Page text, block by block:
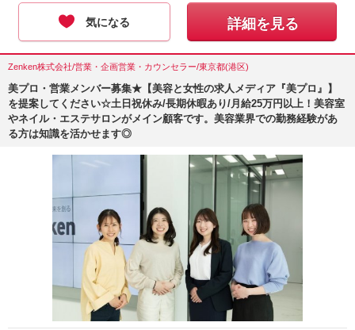
気になる 詳細を見る
Zenken株式会社/営業・企画営業・カウンセラー/東京都(港区)
美プロ・営業メンバー募集★【美容と女性の求人メディア『美プロ』】
を提案してください☆土日祝休み/長期休暇あり/月給25万円以上！美容室
やネイル・エステサロンがメイン顧客です。美容業界での勤務経験があ
る方は知識を活かせます◎